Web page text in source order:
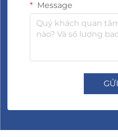
Message
GỬI